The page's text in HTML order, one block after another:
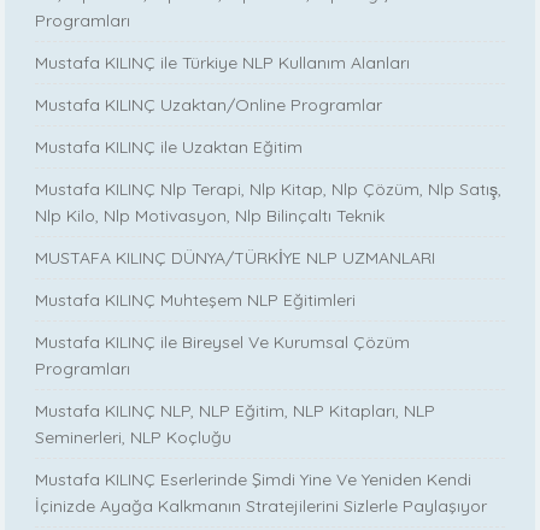
Programları
Mustafa KILINÇ ile Türkiye NLP Kullanım Alanları
Mustafa KILINÇ Uzaktan/Online Programlar
Mustafa KILINÇ ile Uzaktan Eğitim
Mustafa KILINÇ Nlp Terapi, Nlp Kitap, Nlp Çözüm, Nlp Satış,
Nlp Kilo, Nlp Motivasyon, Nlp Bilinçaltı Teknik
MUSTAFA KILINÇ DÜNYA/TÜRKİYE NLP UZMANLARI
Mustafa KILINÇ Muhteşem NLP Eğitimleri
Mustafa KILINÇ ile Bireysel Ve Kurumsal Çözüm
Programları
Mustafa KILINÇ NLP, NLP Eğitim, NLP Kitapları, NLP
Seminerleri, NLP Koçluğu
Mustafa KILINÇ Eserlerinde Şimdi Yine Ve Yeniden Kendi
İçinizde Ayağa Kalkmanın Stratejilerini Sizlerle Paylaşıyor